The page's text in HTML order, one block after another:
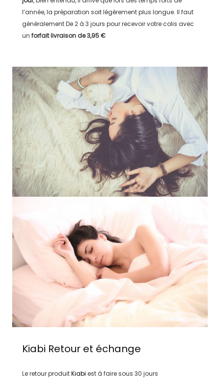
l’année, la préparation soit légérement plus longue. Il faut
généralementDe 2 à 3 jours pour recevoir votre colis avec
un forfait livraison de3,95 €
Kiabi Retour et échange
Le retour produitKiabi est à faire sous 30 jours